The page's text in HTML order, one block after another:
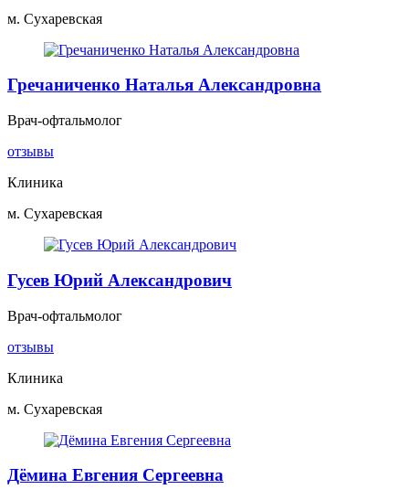
м. Сухаревская
Гречаниченко Наталья Александровна
Врач-офтальмолог
отзывы
Клиника
м. Сухаревская
Гусев Юрий Александрович
Врач-офтальмолог
отзывы
Клиника
м. Сухаревская
Дёмина Евгения Сергеевна